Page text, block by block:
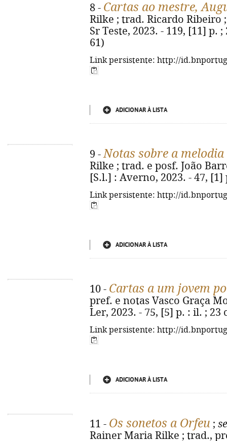
8 - Cartas ao mestre,
Rilke ; trad. Ricardo Ribeiro
Sr Teste, 2023. - 119, [11]
61)
Link persistente: http://
ADICIONAR À LISTA
9 -Notas sobre a melodia
Rilke ; trad. e posf. João
[S.l.] : Averno, 2023. - 47, [1]
Link persistente: http://
ADICIONAR À LISTA
10 - Cartas a um jovem
pref. e notas Vasco Graça
Ler, 2023. - 75, [5] p. : il. ; 23
Link persistente: http://
ADICIONAR À LISTA
11 - Os sonetos a Orfeu ;
Rainer Maria Rilke ; trad.,